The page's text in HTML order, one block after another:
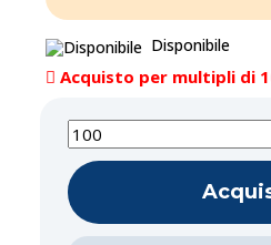
Disponibile
Acquisto per multipli di